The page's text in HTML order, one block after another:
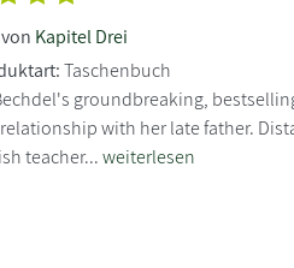
Kapitel Drei
Taschenbuch
groundbreaking,
with her late father.
teacher...weiterlesen